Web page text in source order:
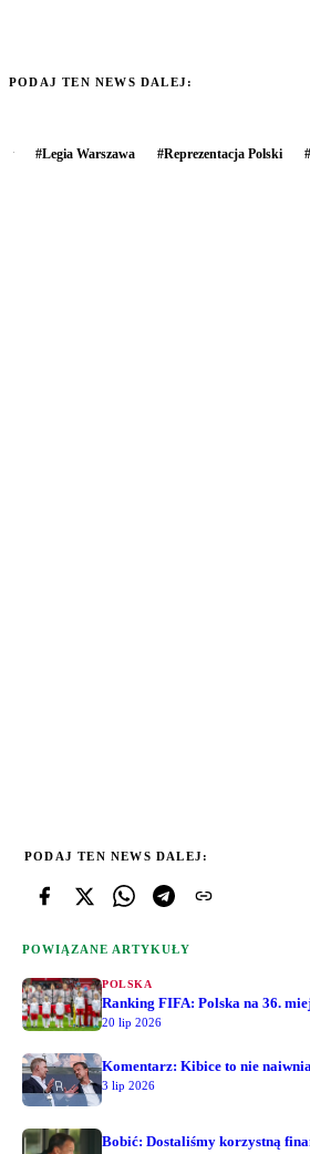
PODAJ TEN NEWS DALEJ:
#Legia Warszawa #Reprezentacja Polski #
PODAJ TEN NEWS DALEJ:
POWIĄZANE ARTYKUŁY
POLSKA
Ranking FIFA: Polska na 36.
20 lip 2026
Komentarz: Kibice to nie
3 lip 2026
Bobić: Dostaliśmy korzystną